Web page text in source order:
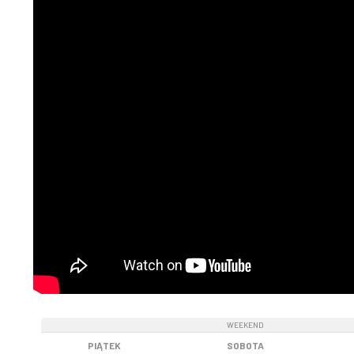
PIĄTEK
WEEKEND
SOBOTA